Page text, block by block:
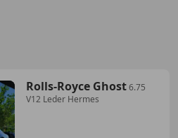
Rolls-Royce Ghost6.75
V12 Leder Hermes